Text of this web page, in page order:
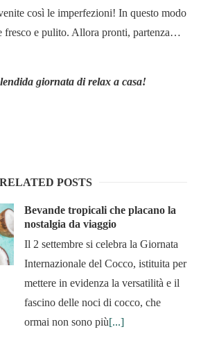
così le imperfezioni! In questo modo
fresco e pulito. Allora pronti, partenza…
giornata di relax a casa!
RELATED POSTS
Bevande tropicali che placano la
nostalgia da viaggio
Il 2 settembre si celebra la Giornata
Internazionale del Cocco, istituita per
mettere in evidenza la versatilità e il
fascino delle noci di cocco, che
ormai non sono più[...]